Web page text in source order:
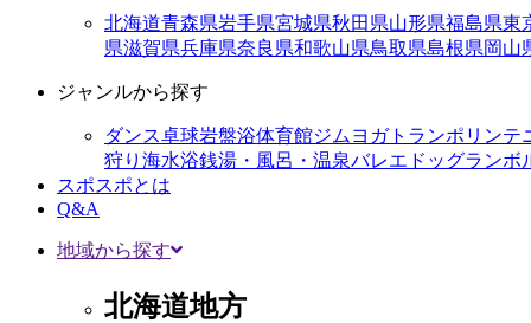
北海道青森県岩手県宮城県秋田県山形県福島県東
県滋賀県兵庫県奈良県和歌山県鳥取県島根県岡山
ジャンルから探す
ダンス卓球岩盤浴体育館ジム ヨガトランポリンテ
狩り 海水浴銭湯・風呂・温泉バレエ ドッグランボ
スポスポとは
Q&A
地域から探す
北海道地方